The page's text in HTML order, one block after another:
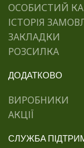
ОСОБИСТИЙ
ІСТОРІЯ
ЗАКЛАДКИ
РОЗСИЛКА
ДОДАТКОВО
ВИРОБНИКИ
АКЦІЇ
СЛУЖБА